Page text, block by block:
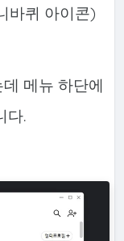
바퀴 아이콘)
메뉴 하단에
다.